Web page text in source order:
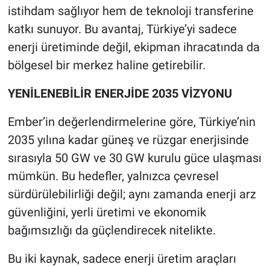
istihdam sağlıyor hem de teknoloji transferine
katkı sunuyor. Bu avantaj, Türkiye’yi sadece
enerji üretiminde değil, ekipman ihracatında da
bölgesel bir merkez haline getirebilir.
YENİLENEBİLİR ENERJİDE 2035 VİZYONU
Ember’in değerlendirmelerine göre, Türkiye’nin
2035 yılına kadar güneş ve rüzgar enerjisinde
sırasıyla 50 GW ve 30 GW kurulu güce ulaşması
mümkün. Bu hedefler, yalnızca çevresel
sürdürülebilirliği değil; aynı zamanda enerji arz
güvenliğini, yerli üretimi ve ekonomik
bağımsızlığı da güçlendirecek nitelikte.
Bu iki kaynak, sadece enerji üretim araçları